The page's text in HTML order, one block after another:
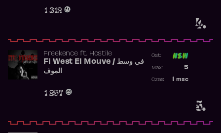
4.
1 312
5.
Freekence ft. Hostile
Fi West El Mouve / في وسط
الموف
1 257
Ost:
5
Max:
msc
Czas: